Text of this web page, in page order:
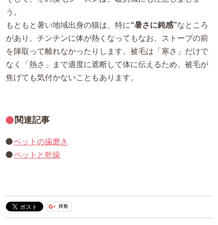
う。
もともと暑い地域出身の猫は、特に“暑さに鈍感”なところ
があり、チンチンに体が熱くなってもなお、ストーブの前
を陣取って離れなかったりします。被毛は「寒さ」だけで
なく「熱さ」まで適度に遮断して体に伝えるため、被毛が
焦げても気付かないこともあります。
関連記事
ペットの歯磨き
ペットと乾燥